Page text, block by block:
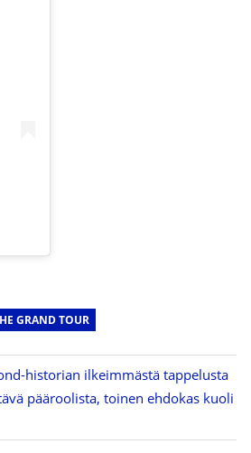
GRAND TOUR
historian ilkeimmästä tappelusta
pääroolista, toinen ehdokas kuoli